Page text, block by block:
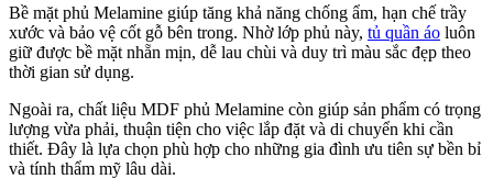
Bề mặt phủ Melamine giúp tăng khả năng chống ẩm, hạn chế trầy
xước và bảo vệ cốt gỗ bên trong. Nhờ lớp phủ này, tủ quần áo luôn
giữ được bề mặt nhẵn mịn, dễ lau chùi và duy trì màu sắc đẹp theo
thời gian sử dụng.
Ngoài ra, chất liệu MDF phủ Melamine còn giúp sản phẩm có trọng
lượng vừa phải, thuận tiện cho việc lắp đặt và di chuyển khi cần
thiết. Đây là lựa chọn phù hợp cho những gia đình ưu tiên sự bền bỉ
và tính thẩm mỹ lâu dài.